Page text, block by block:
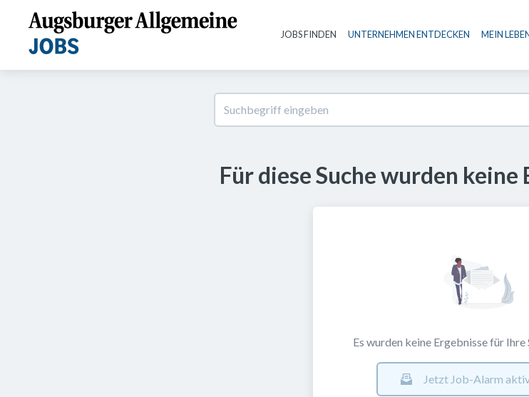
JOBS FINDEN UNTERNEHMEN ENTDECKEN MEIN
Für diese Suche wurden keine
Es wurden keine Ergebnisse für Ihre
Jetzt Job-Alarm